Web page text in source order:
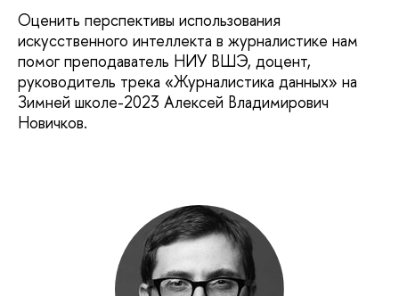
Оценить перспективы использования
искусственного интеллекта в журналистике нам
помог преподаватель НИУ ВШЭ, доцент,
руководитель трека «Журналистика данных» на
Зимней школе-2023 Алексей Владимирович
Новичков.